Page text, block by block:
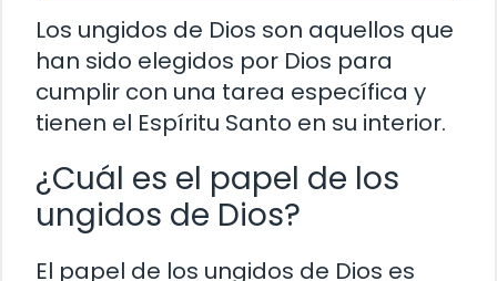
Los ungidos de Dios son aquellos que
han sido elegidos por Dios para
cumplir con una tarea específica y
tienen el Espíritu Santo en su interior.
¿Cuál es el papel de los
ungidos de Dios?
El papel de los ungidos de Dios es